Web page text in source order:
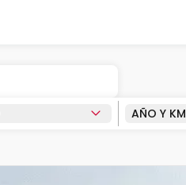
AÑO Y KM